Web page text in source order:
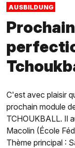
AUSBILDUNG
C'est avec plaisir
prochain module
TCHOUKBALL. Il
Macolin (École
Thème principal :